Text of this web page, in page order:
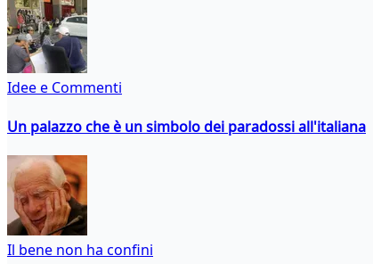
Idee e Commenti
Un palazzo che è un simbolo dei paradossi all'italiana
Il bene non ha confini